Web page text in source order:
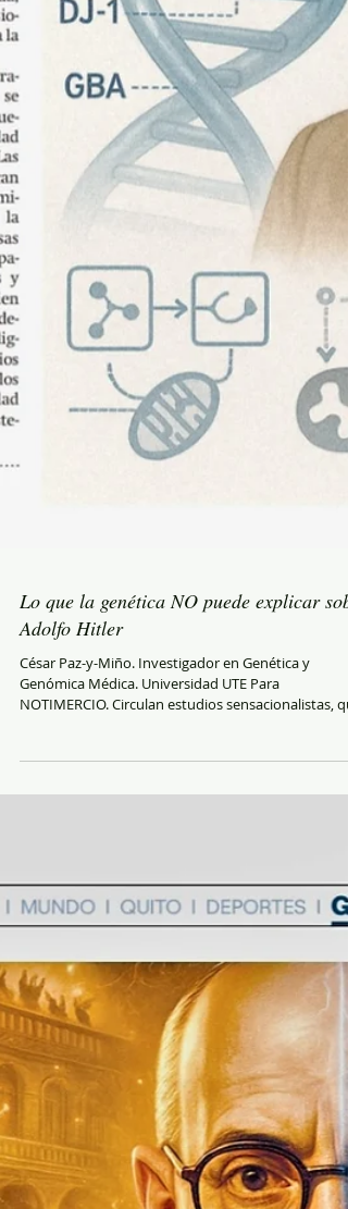
César Paz-y-Miño. Investigador en Genética y
Genómica Médica. Universidad UTE Para
NOTIMERCIO. Circulan estudios sensacionalistas,
Hitler, mediante aparentes análisis de ADN. Estas
versiones afirman el encuentro de mutaciones
compatibles con síndrome de Kallmann (trastorno
congénito que combina hipogonadismo y anosmia
por ausencia de neuronas gonadales y olfatorias),
altos puntajes genéticos de riesgo psiquiátrico y ra